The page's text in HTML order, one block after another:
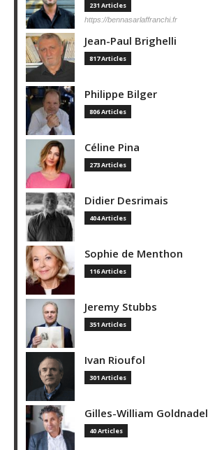
231 Articles
https://bennasarlaffranchi.fr
Jean-Paul Brighelli
817 Articles
Philippe Bilger
806 Articles
Céline Pina
273 Articles
Didier Desrimais
404 Articles
Sophie de Menthon
116 Articles
Jeremy Stubbs
351 Articles
Ivan Rioufol
301 Articles
Gilles-William Goldnadel
40 Articles